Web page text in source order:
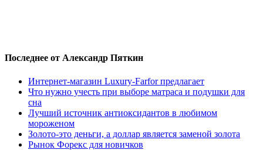
Последнее от Александр Пяткин
Интернет-магазин Luxury-Farfor предлагает
Что нужно учесть при выборе матраса и подушки для
сна
Лучший источник антиоксидантов в любимом
мороженом
Золото-это деньги, а доллар является заменой золота
Рынок Форекс для новичков